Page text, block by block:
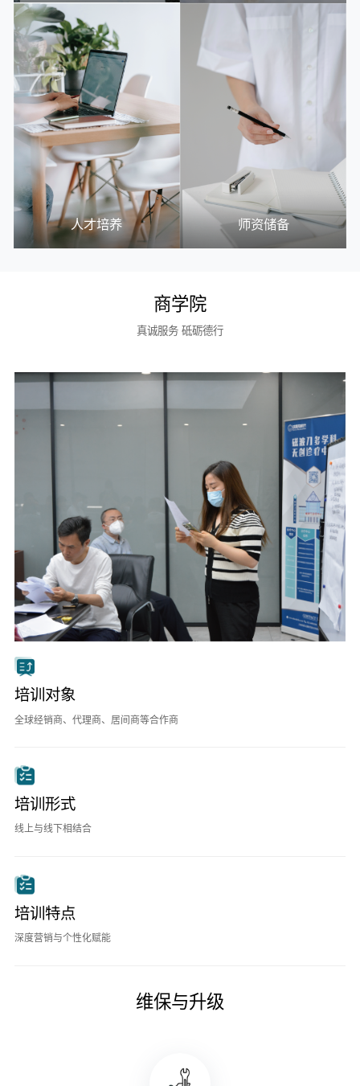
人才培养 师资储备
商学院
真诚服务 砥砺德行
培训对象
全球经销商、代理商、居间商等合作商
培训形式
线上与线下相结合
培训特点
深度营销与个性化赋能
维保与升级